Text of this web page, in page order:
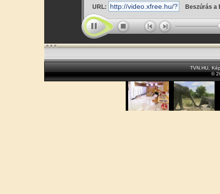
URL: Beszúrás a
TVN.HU
©